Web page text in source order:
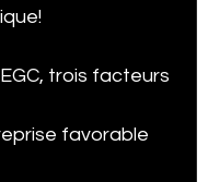
trois facteurs
favorable